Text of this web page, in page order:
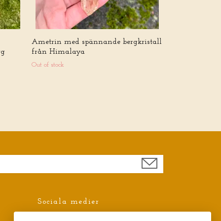
Ametrin med spännande bergkristall
från Himalaya
Out of stock
Sociala medier